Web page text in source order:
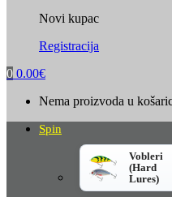
Novi kupac
Registracija
0 0.00€
Nema proizvoda u
Spin
Vobleri
(Hard
Lures)